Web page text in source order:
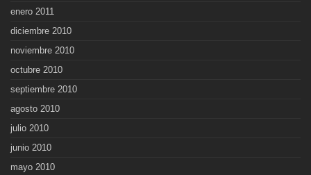
enero 2011
diciembre 2010
noviembre 2010
octubre 2010
septiembre 2010
agosto 2010
julio 2010
junio 2010
mayo 2010